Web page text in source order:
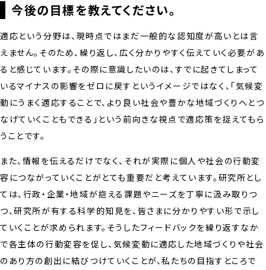
今後の目標を教えてください。
適応という分野は、現時点ではまだ一般的な認知度が高いとは言
えません。そのため、繰り返し、広く分かりやすく伝えていく必要があ
ると感じています。その際に意識したいのは、すでに起きてしまって
いるマイナスの影響をゼロに戻すというイメージではなく、「気候変
動にうまく適応することで、より良い社会や豊かな地域づくりへとつ
なげていくこともできる」という前向きな視点で適応策を捉えてもら
うことです。
また、情報を伝えるだけでなく、それが実際に個人や社会の行動変
容につながっていくことがとても重要だと考えています。研究所とし
ては、行政・企業・地域が抱える課題やニーズを丁寧に汲み取りつ
つ、研究所が有する科学的知見を、皆さまに分かりやすい形で示し
ていくことが求められます。そうしたフィードバックを繰り返すなか
で各主体の行動変容を促し、気候変動に適応した地域づくりや社会
のあり方の創出に結びつけていくことが、私たちの目指すところで